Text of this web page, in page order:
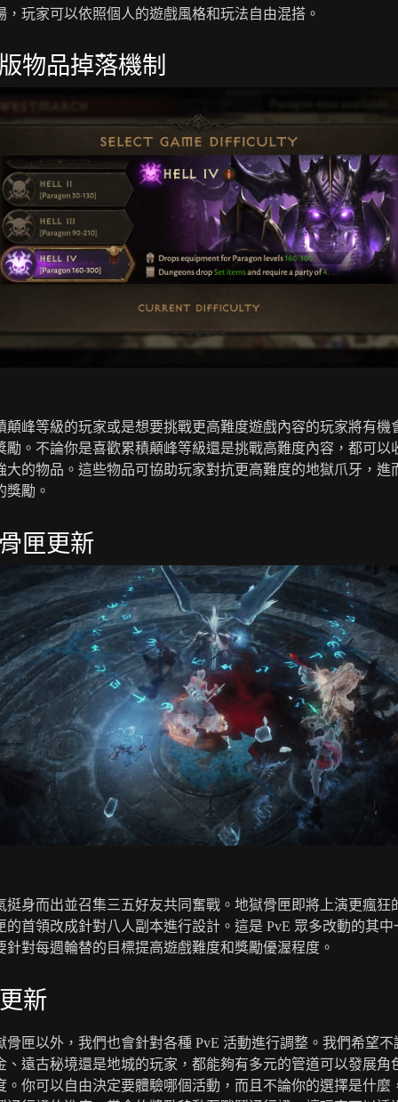
，玩家可以依照個人的遊戲風格和玩法自由混搭。
物品掉落機制
顛峰等級的玩家或是想要挑戰更高難度遊戲內容的玩家將有機
勵。不論你是喜歡累積顛峰等級還是挑戰高難度內容，都可以
大的物品。這些物品可協助玩家對抗更高難度的地獄爪牙，進
獎勵。
匣更新
挺身而出並召集三五好友共同奮戰。地獄骨匣即將上演更瘋狂
的首領改成針對八人副本進行設計。這是 PvE 眾多改動的其中
針對每週輪替的目標提高遊戲難度和獎勵優渥程度。
新
骨匣以外，我們也會針對各種 PvE 活動進行調整。我們希望不
、遠古秘境還是地城的玩家，都能夠有多元的管道可以發展角
。你可以自由決定要體驗哪個活動，而且不論你的選擇是什麼